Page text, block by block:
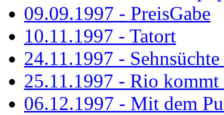
09.09.1997 - PreisGabe
10.11.1997 - Tatort
24.11.1997 -
25.11.1997 - Rio kommt
06.12.1997 - Mit dem